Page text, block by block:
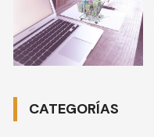
CATEGORÍAS